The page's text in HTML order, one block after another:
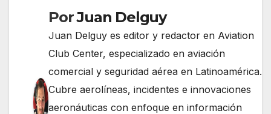
PorJuan Delguy
Juan Delguy es editor y redactor en Aviation
Club Center, especializado en aviación
comercial y seguridad aérea en Latinoamérica.
Cubre aerolíneas, incidentes e innovaciones
aeronáuticas con enfoque en información